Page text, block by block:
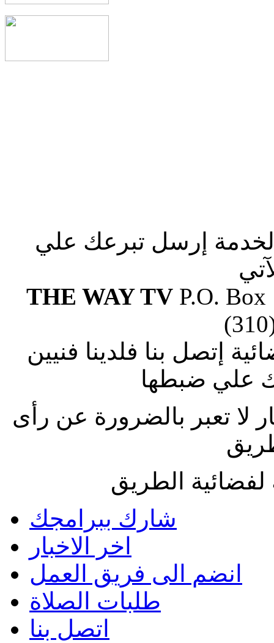
إرسل تبرعك علي
THE WAY TVP.O. Box
إتصل بنا فلدينا فنيين
علي ضبطها
لا تعبر بالضرورة عن رأى
الطريق
شارك ببرامجك
اخر الاخبار
انضم الى فريق العمل
طلبات الصلاة
اتصل بنا